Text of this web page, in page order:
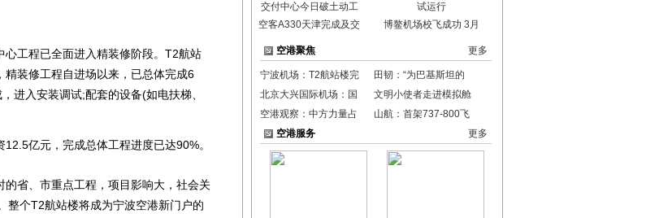
工程已全面进入精装修阶段。T2航站
装修工程自进场以来，已总体完成6
进入安装调试;配套的设备(如电扶梯、
亿元，完成总体工程进度已达90%。
省、市重点工程，项目影响大，社会关
整个T2航站楼将成为宁波空港新门户的
空客A330天津完成及交 博鳌机场校飞成功 3月
空港聚焦 更多
宁波机场：T2航站楼完
田韧：“为巴基斯坦的
北京大兴国际机场：国
文明小使者走进模拟舱
空港观察：中方力量占
山航：首架737-800飞
空港服务
更多